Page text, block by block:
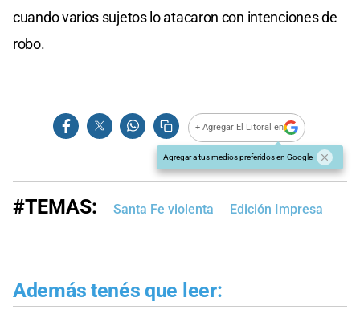
cuando varios sujetos lo atacaron con intenciones de
robo.
+ Agregar El Litoral en
Agregar a tus medios preferidos en Google
#TEMAS: Santa Fe violenta Edición Impresa
Además tenés que leer: